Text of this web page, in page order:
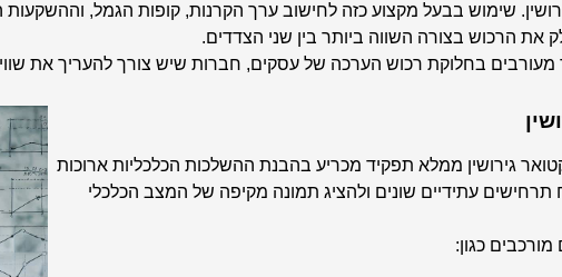
שימוש בבעל מקצוע כזה לחישוב ערך הקרנות, קופות הגמל,
את הרכוש בצורה השווה ביותר בין שני הצדדים.
מעורבים בחלוקת רכוש הערכה של עסקים, חברות שיש צורך להעריך את
גירושין ממלא תפקיד מכריע בהבנת ההשלכות הכלכליות ארוכות
עתידיים שונים ולהציג תמונה מקיפה של המצב הכלכלי
כגון: